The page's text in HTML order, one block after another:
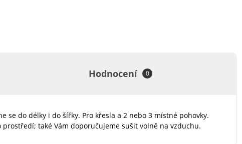
Hodnocení 0
do délky i do šířky. Pro křesla a 2 nebo 3 místné pohovky.
také Vám doporučujeme sušit volně na vzduchu.